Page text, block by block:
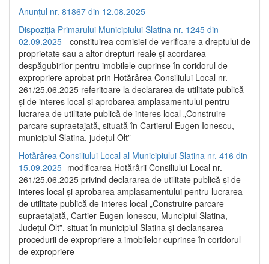
Anunțul nr. 81867 din 12.08.2025
Dispoziția Primarului Municipiului Slatina nr. 1245 din
02.09.2025 - constituirea comisiei de verificare a dreptului de
proprietate sau a altor drepturi reale și acordarea
despăgubirilor pentru imobilele cuprinse în coridorul de
expropriere aprobat prin Hotărârea Consiliului Local nr.
261/25.06.2025 referitoare la declararea de utilitate publică
și de interes local și aprobarea amplasamentului pentru
lucrarea de utilitate publică de interes local „Construire
parcare supraetajată, situată în Cartierul Eugen Ionescu,
municipiul Slatina, județul Olt”
Hotărârea Consiliului Local al Municipiului Slatina nr. 416 din
15.09.2025- modificarea Hotărârii Consiliului Local nr.
261/25.06.2025 privind declararea de utilitate publică și de
interes local și aprobarea amplasamentului pentru lucrarea
de utilitate publică de interes local „Construire parcare
supraetajată, Cartier Eugen Ionescu, Muncipiul Slatina,
Județul Olt”, situat în municipiul Slatina și declanșarea
procedurii de expropriere a imobilelor cuprinse în coridorul
de expropriere